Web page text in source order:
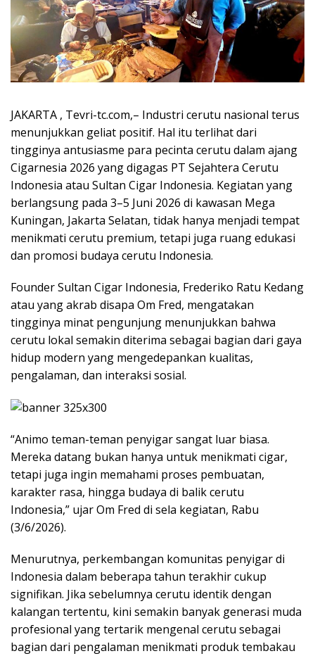
JAKARTA , Tevri-tc.com,– Industri cerutu nasional terus
menunjukkan geliat positif. Hal itu terlihat dari
tingginya antusiasme para pecinta cerutu dalam ajang
Cigarnesia 2026 yang digagas PT Sejahtera Cerutu
Indonesia atau Sultan Cigar Indonesia. Kegiatan yang
berlangsung pada 3–5 Juni 2026 di kawasan Mega
Kuningan, Jakarta Selatan, tidak hanya menjadi tempat
menikmati cerutu premium, tetapi juga ruang edukasi
dan promosi budaya cerutu Indonesia.
Founder Sultan Cigar Indonesia, Frederiko Ratu Kedang
atau yang akrab disapa Om Fred, mengatakan
tingginya minat pengunjung menunjukkan bahwa
cerutu lokal semakin diterima sebagai bagian dari gaya
hidup modern yang mengedepankan kualitas,
pengalaman, dan interaksi sosial.
“Animo teman-teman penyigar sangat luar biasa.
Mereka datang bukan hanya untuk menikmati cigar,
tetapi juga ingin memahami proses pembuatan,
karakter rasa, hingga budaya di balik cerutu
Indonesia,” ujar Om Fred di sela kegiatan, Rabu
(3/6/2026).
Menurutnya, perkembangan komunitas penyigar di
Indonesia dalam beberapa tahun terakhir cukup
signifikan. Jika sebelumnya cerutu identik dengan
kalangan tertentu, kini semakin banyak generasi muda
profesional yang tertarik mengenal cerutu sebagai
bagian dari pengalaman menikmati produk tembakau